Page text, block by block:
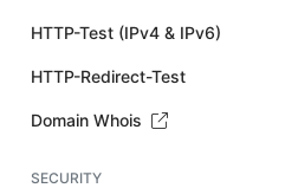
HTTP-Test (IPv4 & IPv6)
HTTP-Redirect-Test
Domain Whois
SECURITY